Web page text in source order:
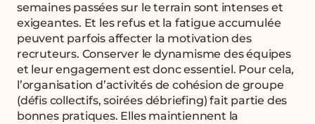
semaines passées sur le terrain sont intenses et
exigeantes. Et les refus et la fatigue accumulée
peuvent parfois affecter la motivation des
recruteurs. Conserver le dynamisme des équipes
et leur engagement est donc essentiel. Pour cela,
l’organisation d’activités de cohésion de groupe
(défis collectifs, soirées débriefing) fait partie des
bonnes pratiques. Elles maintiennent la